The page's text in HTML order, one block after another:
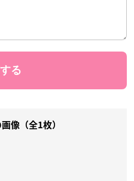
像（全1枚）